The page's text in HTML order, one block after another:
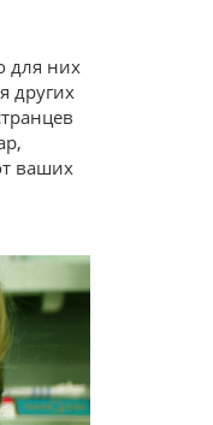
для них
других
ваших